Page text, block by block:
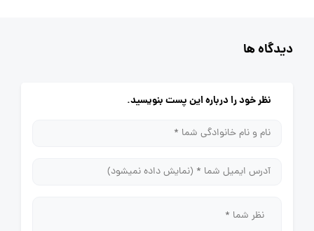
دیدگاه ها
نظر خود را درباره این پست بنویسید.